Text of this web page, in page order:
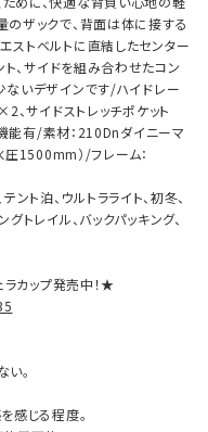
のザックで、背面は体に接する
ストベルトに直結したセンター
、サイドを組み合わせたコン
ないデザインです/ハイドレー
、サイドストレッチポケット
能有/素材：210Dnダイニーマ
圧1500mm）/フレーム：
ト泊、ウルトラライト、初冬、
トレイル、バックパッキング、
カップ発売中！★
。
感じる程度。